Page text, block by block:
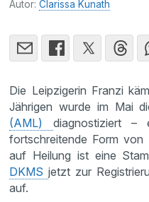
Autor:Clarissa Kunath
Die Leipzigerin Franzi
Jährigen wurde im Mai
(AML) diagnostiziert –
fortschreitende Form von
auf Heilung ist eine
DKMSjetzt zur
auf.